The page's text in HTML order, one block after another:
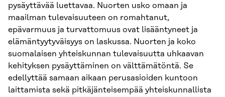
pysäyttävää luettavaa. Nuorten usko omaan ja
maailman tulevaisuuteen on romahtanut,
epävarmuus ja turvattomuus ovat lisääntyneet ja
elämäntyytyväisyys on laskussa. Nuorten ja koko
suomalaisen yhteiskunnan tulevaisuutta uhkaavan
kehityksen pysäyttäminen on välttämätöntä. Se
edellyttää samaan aikaan perusasioiden kuntoon
laittamista sekä pitkäjänteisempää yhteiskunnallista